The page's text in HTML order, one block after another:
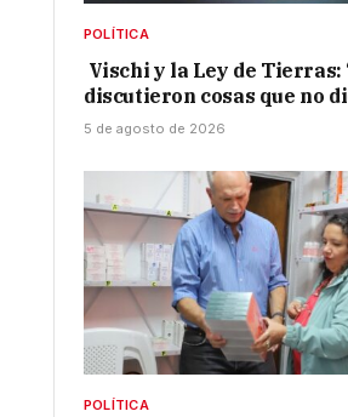
POLÍTICA
Vischi y la Ley de Tierras:
discutieron cosas que no
5 de agosto de 2026
POLÍTICA